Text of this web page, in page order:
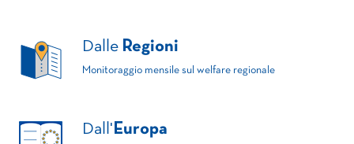
Dalle Regioni
Monitoraggio mensile sul welfare regionale
Dall' Europa